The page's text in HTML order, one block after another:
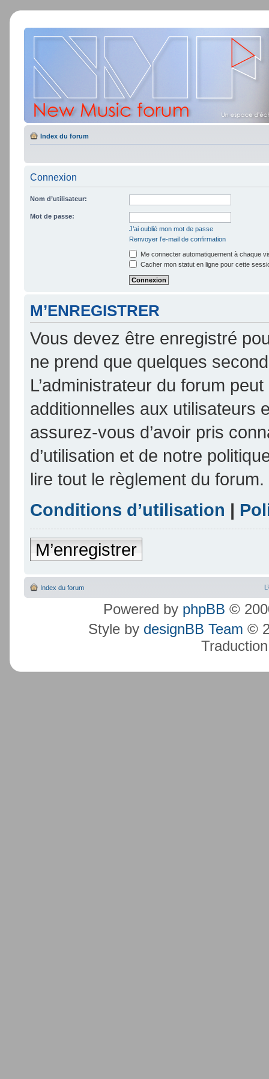
Index du forum
Connexion
Nom d’utilisateur:
Mot de passe:
J’ai oublié mon mot de passe
Renvoyer l’e-mail de confirmation
Me connecter automatiquement à chaque
Cacher mon statut en ligne pour cette
M’ENREGISTRER
Vous devez être enregistré
ne prend que quelques
L’administrateur du forum
additionnelles aux utilisateurs
assurez-vous d’avoir pris
d’utilisation et de notre
lire tout le règlement du forum.
Conditions d’utilisation |
M’enregistrer
Index du forum
Powered by phpBB ©
Style by designBB Team ©